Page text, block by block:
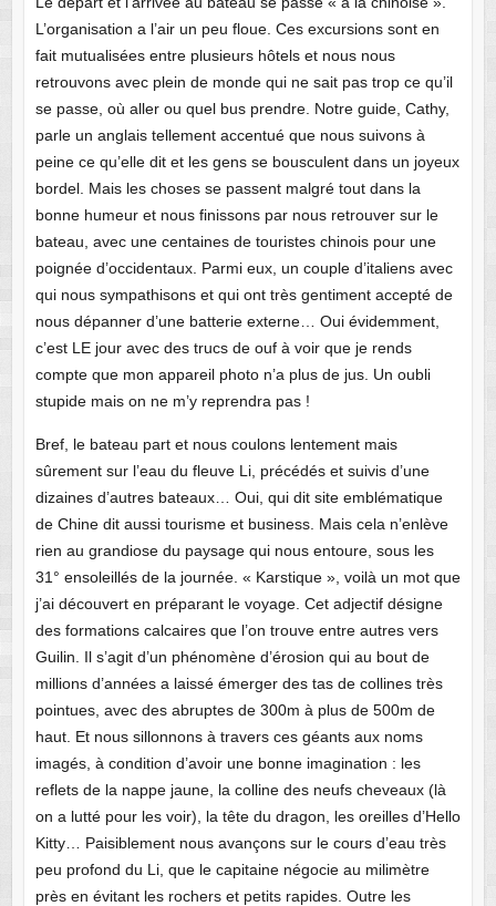
L’organisation a l’air un peu floue. Ces excursions sont en
fait mutualisées entre plusieurs hôtels et nous nous
retrouvons avec plein de monde qui ne sait pas trop ce qu’il
se passe, où aller ou quel bus prendre. Notre guide, Cathy,
parle un anglais tellement accentué que nous suivons à
peine ce qu’elle dit et les gens se bousculent dans un joyeux
bordel. Mais les choses se passent malgré tout dans la
bonne humeur et nous finissons par nous retrouver sur le
bateau, avec une centaines de touristes chinois pour une
poignée d’occidentaux. Parmi eux, un couple d’italiens avec
qui nous sympathisons et qui ont très gentiment accepté de
nous dépanner d’une batterie externe… Oui évidemment,
c’est LE jour avec des trucs de ouf à voir que je rends
compte que mon appareil photo n’a plus de jus. Un oubli
stupide mais on ne m’y reprendra pas !
Bref, le bateau part et nous coulons lentement mais
sûrement sur l’eau du fleuve Li, précédés et suivis d’une
dizaines d’autres bateaux… Oui, qui dit site emblématique
de Chine dit aussi tourisme et business. Mais cela n’enlève
rien au grandiose du paysage qui nous entoure, sous les
31° ensoleillés de la journée. « Karstique », voilà un mot que
j’ai découvert en préparant le voyage. Cet adjectif désigne
des formations calcaires que l’on trouve entre autres vers
Guilin. Il s’agit d’un phénomène d’érosion qui au bout de
millions d’années a laissé émerger des tas de collines très
pointues, avec des abruptes de 300m à plus de 500m de
haut. Et nous sillonnons à travers ces géants aux noms
imagés, à condition d’avoir une bonne imagination : les
reflets de la nappe jaune, la colline des neufs cheveaux (là
on a lutté pour les voir), la tête du dragon, les oreilles d’Hello
Kitty… Paisiblement nous avançons sur le cours d’eau très
peu profond du Li, que le capitaine négocie au milimètre
près en évitant les rochers et petits rapides. Outre les